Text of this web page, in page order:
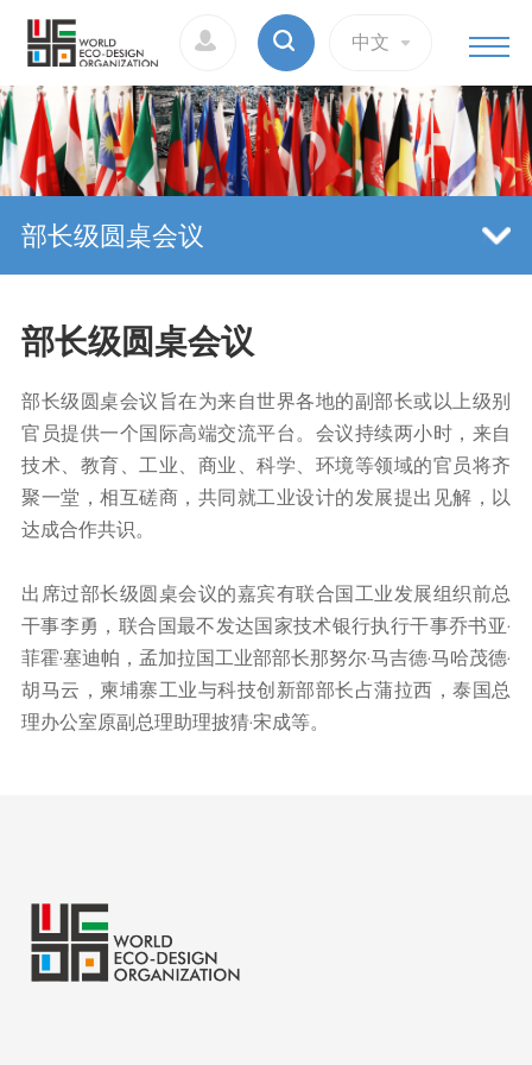
中文
部长级圆桌会议
部长级圆桌会议
部长级圆桌会议旨在为来自世界各地的副部长或以上级别
官员提供一个国际高端交流平台。会议持续两小时，来自
技术、教育、工业、商业、科学、环境等领域的官员将齐
聚一堂，相互磋商，共同就工业设计的发展提出见解，以
达成合作共识。
出席过部长级圆桌会议的嘉宾有联合国工业发展组织前总
干事李勇，联合国最不发达国家技术银行执行干事乔书亚·
菲霍·塞迪帕，孟加拉国工业部部长那努尔·马吉德·马哈茂德·
胡马云，柬埔寨工业与科技创新部部长占蒲拉西，泰国总
理办公室原副总理助理披猜·宋成等。